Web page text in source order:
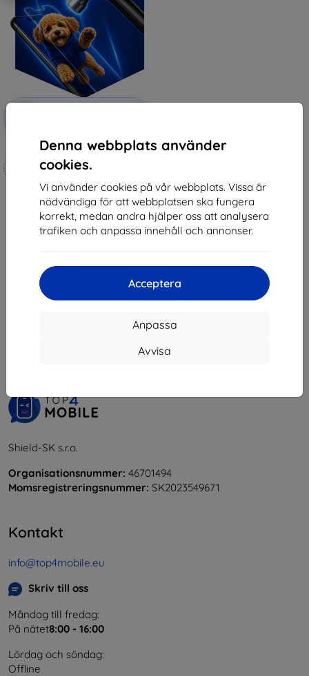
Denna webbplats använder
cookies.
Vi använder cookies på vår webbplats. Vissa är
nödvändiga för att webbplatsen ska fungera
korrekt, medan andra hjälper oss att analysera
trafiken och anpassa innehåll och annonser.
Acceptera
Anpassa
Avvisa
Rabatt
3mk Hammer protective film
Tillverkat efter mått
248 kr
223 kr
I lager 4 st
Shield-SK s.r.o.
Organisationsnummer: 46701494
Momsregistreringsnummer: SK2023549671
Kontakt
info@top4mobile.eu
Skriv till oss
Måndag till fredag:
På nätet8:00 - 16:00
Lördag och söndag:
Offline